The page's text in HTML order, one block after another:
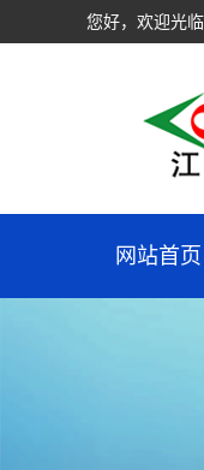
您好，欢迎光
网站首页